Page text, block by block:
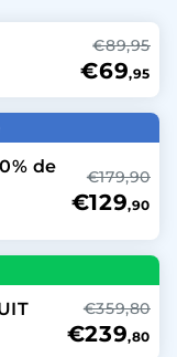
€89,95
€69,95
de
€179,90
€129,90
€359,80
€239,80